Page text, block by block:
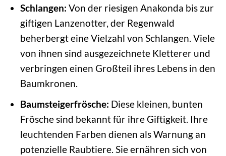
Schlangen: Von der riesigen Anakonda bis zur
giftigen Lanzenotter, der Regenwald
beherbergt eine Vielzahl von Schlangen. Viele
von ihnen sind ausgezeichnete Kletterer und
verbringen einen Großteil ihres Lebens in den
Baumkronen.
Baumsteigerfrösche: Diese kleinen, bunten
Frösche sind bekannt für ihre Giftigkeit. Ihre
leuchtenden Farben dienen als Warnung an
potenzielle Raubtiere. Sie ernähren sich von